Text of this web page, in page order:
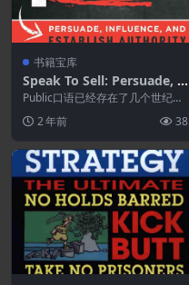
书籍宝库
Speak To Sell: Persuade, I
nfluence, And Establish A
uthority & Promote Your
Products, Services, Practic
e, Business, or Cause
Public口语已经存在了几个世纪，
就像一种激励演...
2 年前 38